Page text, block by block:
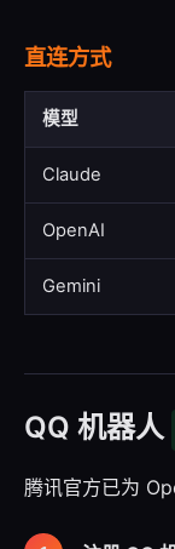
直连方式
模型
Claude
OpenAI
Gemini
QQ 机器人
腾讯官方已为